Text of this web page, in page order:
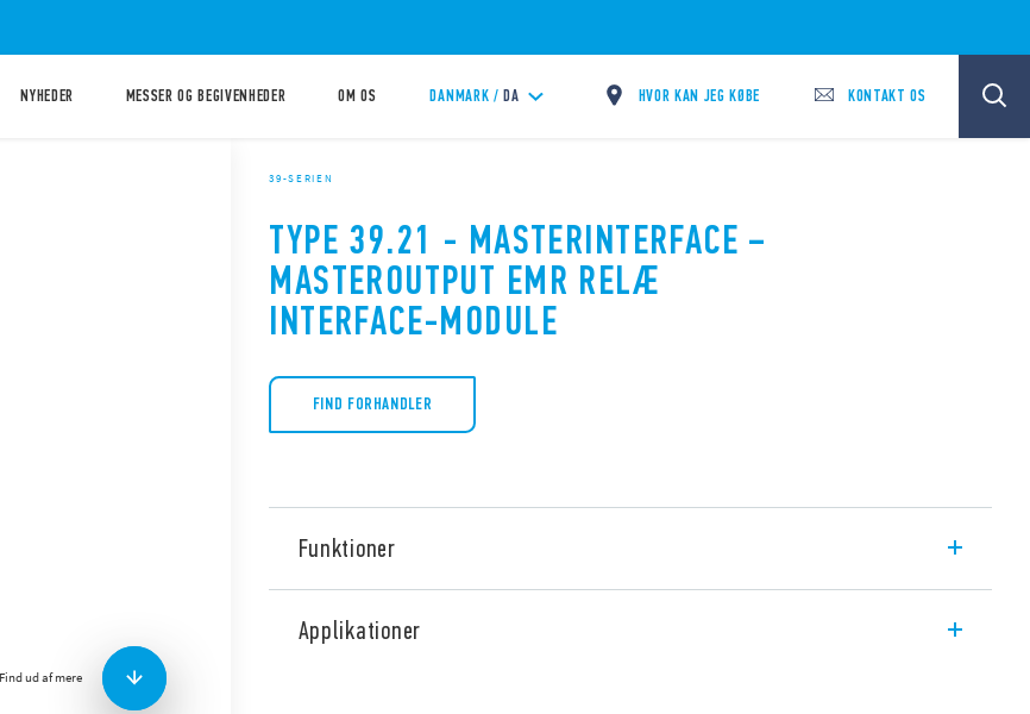
NYHEDER MESSER OG BEGIVENHEDER OM OS DANMARK / DA HVOR KAN JEG KØBE KONTAKT OS
Find ud af mere
39-SERIEN
TYPE 39.21 - MASTERINTERFACE –
MASTEROUTPUT EMR RELÆ
INTERFACE-MODULE
FIND FORHANDLER
Funktioner
1 CO, 6 A elektromekanisk relæ. 6 – 12 – 24 – 125 V AC / DC og 230 V
AC spoler, skrueterminaler, 35 mm skinne (EN 60715) montering. 6,2
Applikationer